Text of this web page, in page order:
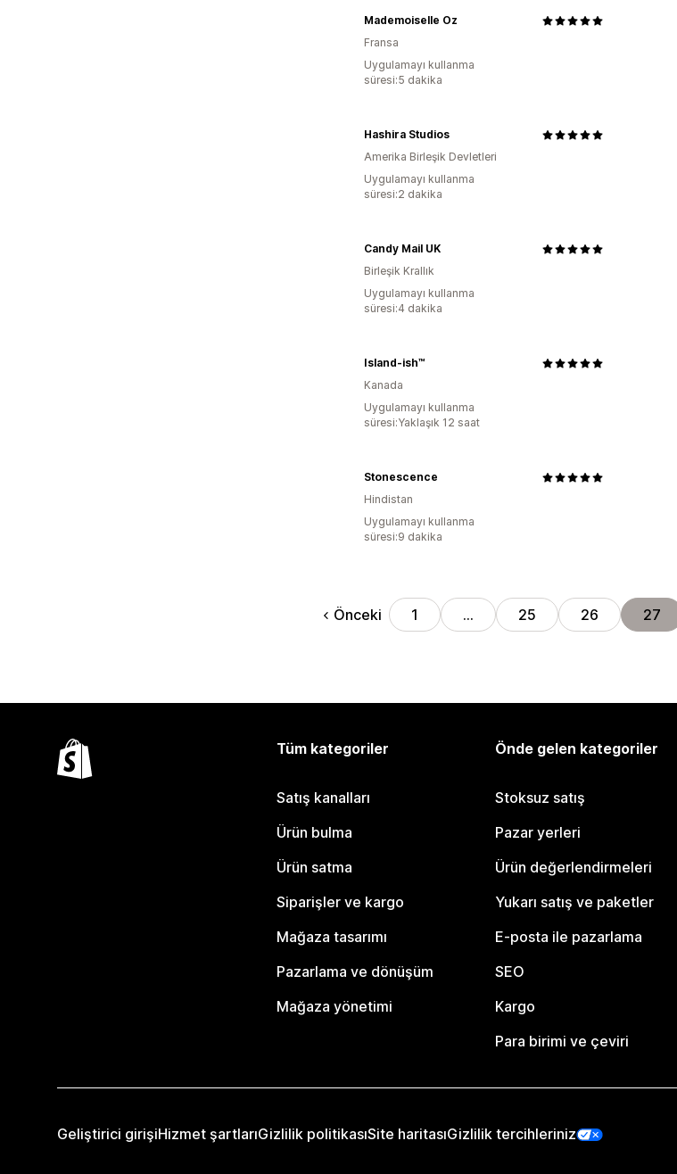
Mademoiselle Oz
Fransa
Uygulamayı kullanma
süresi:5 dakika
Hashira Studios
Amerika Birleşik Devletleri
Uygulamayı kullanma
süresi:2 dakika
Candy Mail UK
Birleşik Krallık
Uygulamayı kullanma
süresi:4 dakika
Island-ish™
Kanada
Uygulamayı kullanma
süresi:Yaklaşık 12 saat
Stonescence
Hindistan
Uygulamayı kullanma
süresi:9 dakika
Önceki 1 … 25 26 27
Tüm kategoriler
Satış kanalları
Ürün bulma
Ürün satma
Siparişler ve kargo
Mağaza tasarımı
Pazarlama ve dönüşüm
Mağaza yönetimi
Önde gelen kategoriler
Stoksuz satış
Pazar yerleri
Ürün değerlendirmeleri
Yukarı satış ve paketler
E-posta ile pazarlama
SEO
Kargo
Para birimi ve çeviri
Geliştirici girişiHizmet şartlarıGizlilik politikasıSite haritasıGizlilik tercihleriniz